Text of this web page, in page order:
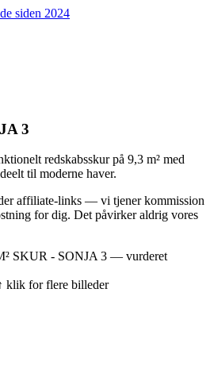
siden 2024
3
redskabsskur på 9,3 m² med
til moderne haver.
affiliate-links — vi tjener kommission
for dig. Det påvirker aldrig vores
klik for flere billeder